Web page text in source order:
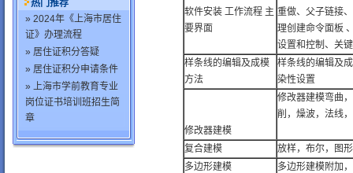
热门推荐
» 2024年《上海市居住
证》办理流程
» 居住证积分答疑
» 居住证积分申请条件
» 上海市学前教育专业
岗位证书培训班招生简
章
软件安装 工作流程 主
要界面
重做、父子链接
理创建命令面板
设置和控制、关
样条线的编辑及成模
方法
样条线的编辑及
染性设置
修改器建模
修改器建模弯曲
削，燥波，法线
复合建模
放样，布尔，图
多边形建模
多边形建模附加